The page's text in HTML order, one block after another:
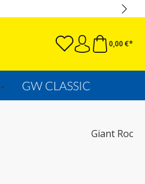
0,00 €*
GW CLASSIC
Giant Roc